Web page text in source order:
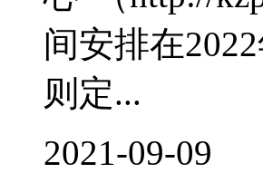
间安排在
则定...
2021-09-09